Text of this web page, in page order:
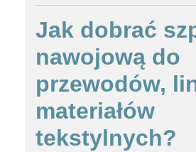
Jak dobrać
nawojową do
przewodów,
materiałów
tekstylnych?